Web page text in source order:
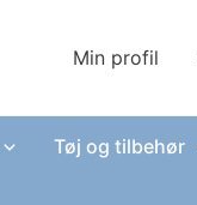
Min profil
Tøj og tilbehør